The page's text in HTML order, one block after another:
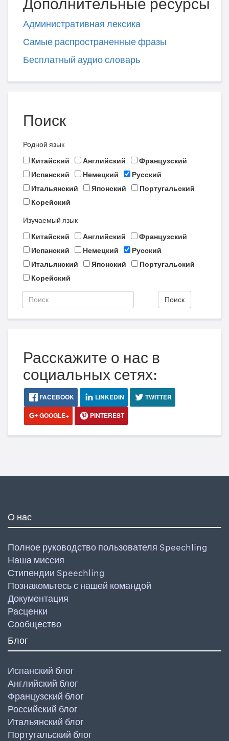
Дополнительные ресурсы
Административная лексика
Самые распространенные фразы
Бесплатный аудио словарь
Поиск
Родной язык
Китайский
Английский
Французский
Испанский
Немецкий
Русский
Итальянский
Японский
Португальский
Корейский
Изучаемый язык
Китайский
Английский
Французский
Испанский
Немецкий
Русский
Итальянский
Японский
Португальский
Корейский
Поиск
Расскажите о нас в
социальных сетях:
FACEBOOK LINKEDIN
TWITTER
GOOGLE+
PINTEREST
О нас
Полное руководство пользователя Speechling
Наша миссия
Стипендии Speechling
Познакомьтесь с нашей командой
Документация
Расценки
Сообщество
Блог
Испанский блог
Английский блог
Французский блог
Российский блог
Итальянский блог
Португальский блог